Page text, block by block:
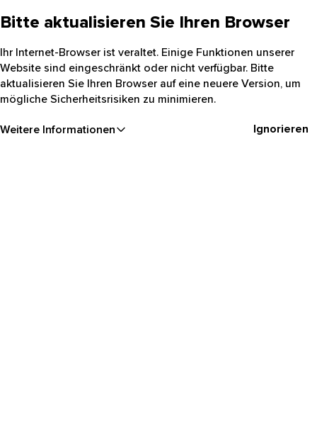
Bitte aktualisieren Sie Ihren Browser
Ihr Internet-Browser ist veraltet. Einige Funktionen unserer
Website sind eingeschränkt oder nicht verfügbar. Bitte
aktualisieren Sie Ihren Browser auf eine neuere Version, um
mögliche Sicherheitsrisiken zu minimieren.
Weitere Informationen Ignorieren